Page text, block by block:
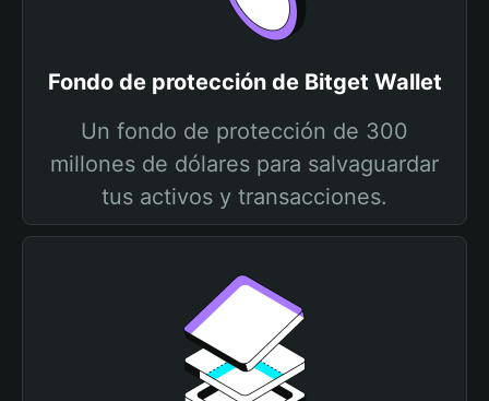
Fondo de protección de Bitget Wallet
Un fondo de protección de 300
millones de dólares para salvaguardar
tus activos y transacciones.